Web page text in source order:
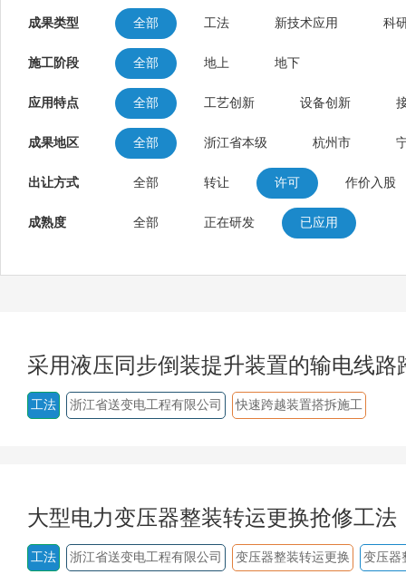
成果类型 全部 工法 新技术应用 科
施工阶段 全部 地上 地下
应用特点 全部 工艺创新 设备创新
成果地区 全部 浙江省本级 杭州市
出让方式 全部 转让 许可 作价入股
成熟度 全部 正在研发 已应用
采用液压同步倒装提升装置的输电线路
工法 浙江省送变电工程有限公司 快速跨越装置搭拆施工
大型电力变压器整装转运更换抢修工法
工法 浙江省送变电工程有限公司 变压器整装转运更换 变压器